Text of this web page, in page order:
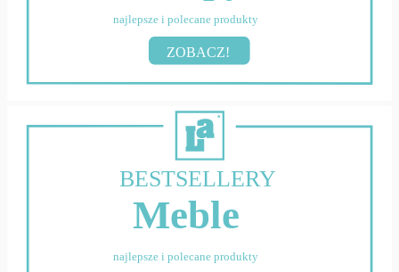
najlepsze i polecane produkty
ZOBACZ!
BESTSELLERY
Meble
najlepsze i polecane produkty